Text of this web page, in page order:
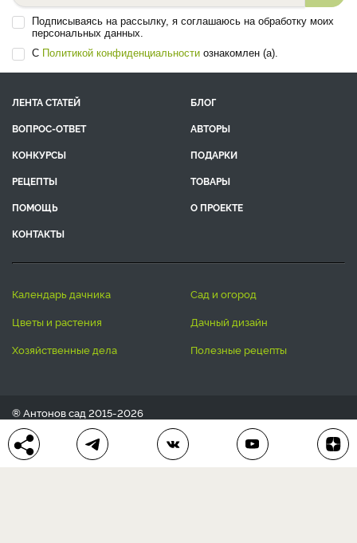
Подписываясь на рассылку, я соглашаюсь на обработку моих
персональных данных.
С Политикой конфиденциальности ознакомлен (а).
ЛЕНТА СТАТЕЙ
БЛОГ
ВОПРОС-ОТВЕТ
АВТОРЫ
КОНКУРСЫ
ПОДАРКИ
РЕЦЕПТЫ
ТОВАРЫ
ПОМОЩЬ
О ПРОЕКТЕ
КОНТАКТЫ
календарь дачника
сад и огород
цветы и растения
дачный дизайн
хозяйственные дела
полезные рецепты
® Антонов сад 2015-2026
Политика конфиденциальности
Пользовательское соглашение